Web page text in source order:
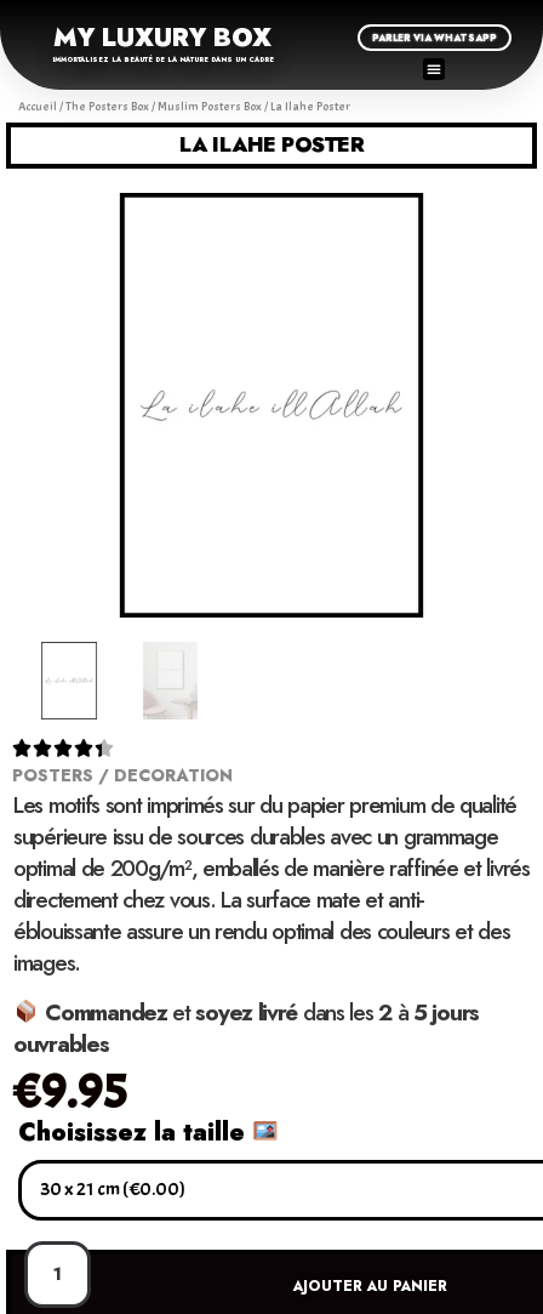
MY LUXURY BOX
IMMORTALISEZ LA BEAUTÉ DE LA NATURE DANS UN CADRE
PARLER VIA WHATSAPP
Accueil /The Posters Box/ Muslim Posters Box/ La Ilahe Poster
LA ILAHE POSTER

POSTERS / DECORATION
Les motifs sont imprimés sur du papier premium de qualité
supérieure issu de sources durables avec un grammage
optimal de 200g/m², emballés de manière raffinée et livrés
directement chez vous. La surface mate et anti-
éblouissante assure un rendu optimal des couleurs et des
images.
Commandezetsoyez livrédans les2à5 jours
ouvrables
€9.95
Choisissez la taille
AJOUTER AU PANIER